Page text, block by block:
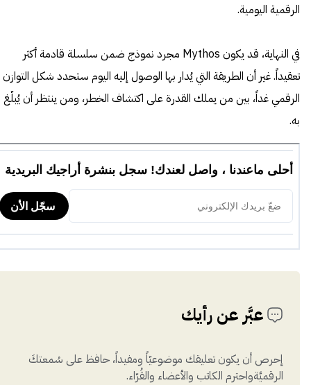
الرقمية اليومية.
في النهاية، قد يكون Mythos مجرد نموذج ضمن سلسلة قادمة أكثر
تعقيداً. غير أن الطريقة التي يُدار بها الوصول إليه اليوم ستحدد شكل التوازن
الرقمي غداً، بين من يملك القدرة على اكتشاف الخطر، ومن ينتظر أن يُبلّغ
به.
عبَّر عن رأيك
إحرص أن يكون تعليقك موضوعيّاً ومفيداً، حافظ على سُمعتكَ
الرقميَّةواحترم الكاتب والأعضاء والقُرّاء.